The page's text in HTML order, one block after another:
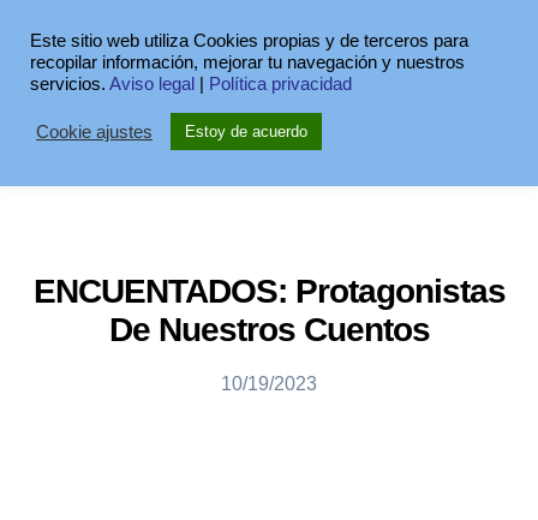
ENCUENTADOS: Protagonistas
De Nuestros Cuentos
10/19/2023
Este sitio web utiliza Cookies propias y de terceros para
recopilar información, mejorar tu navegación y nuestros
servicios. Aviso legal Política privacidad
Cookie ajustes Estoy de acuerdo